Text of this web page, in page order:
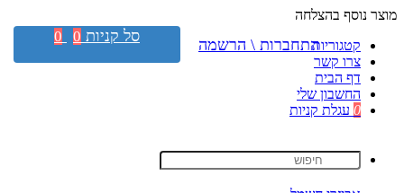
מוצר נוסף בהצלחה
קטגוריות
צרו קשר
דף הבית
החשבון שלי
0 עגלת קניות
התחברות \ הרשמה סל קניות 0
0